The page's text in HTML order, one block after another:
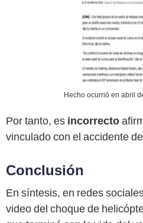
Hecho ocurrió en abril
Por tanto, es incorrecto
vinculado con el accidente
Conclusión
En síntesis, en redes
video del choque de